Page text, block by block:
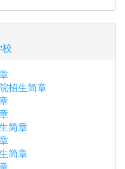
招生简章
简章
简章